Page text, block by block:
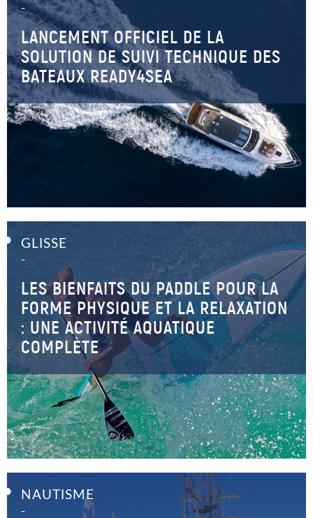
–
LANCEMENT OFFICIEL DE LA
SOLUTION DE SUIVI TECHNIQUE DES
BATEAUX READY4SEA
GLISSE
–
LES BIENFAITS DU PADDLE POUR LA
FORME PHYSIQUE ET LA RELAXATION
: UNE ACTIVITÉ AQUATIQUE
COMPLÈTE
NAUTISME
–